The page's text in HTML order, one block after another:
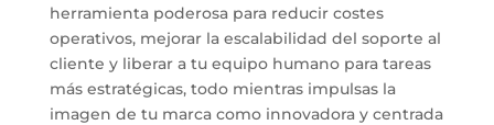
herramienta poderosa para reducir costes
operativos, mejorar la escalabilidad del soporte al
cliente y liberar a tu equipo humano para tareas
más estratégicas, todo mientras impulsas la
imagen de tu marca como innovadora y centrada